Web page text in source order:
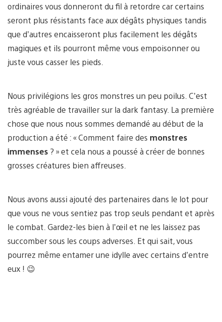
ordinaires vous donneront du fil à retordre car certains
seront plus résistants face aux dégâts physiques tandis
que d’autres encaisseront plus facilement les dégâts
magiques et ils pourront même vous empoisonner ou
juste vous casser les pieds.
Nous privilégions les gros monstres un peu poilus. C’est
très agréable de travailler sur la dark fantasy. La première
chose que nous nous sommes demandé au début de la
production a été : « Comment faire des monstres
immenses ? » et cela nous a poussé à créer de bonnes
grosses créatures bien affreuses.
Nous avons aussi ajouté des partenaires dans le lot pour
que vous ne vous sentiez pas trop seuls pendant et après
le combat. Gardez-les bien à l’œil et ne les laissez pas
succomber sous les coups adverses. Et qui sait, vous
pourrez même entamer une idylle avec certains d’entre
eux ! 😉